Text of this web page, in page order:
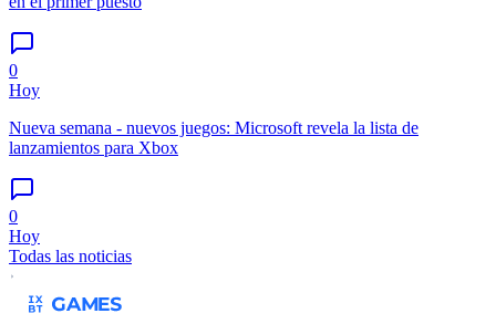
0
Hoy
Nueva semana - nuevos juegos: Microsoft revela la lista de
lanzamientos para Xbox
0
Hoy
Todas las noticias